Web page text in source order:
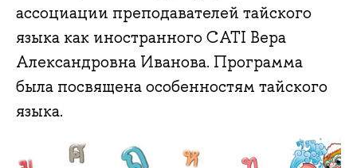
ассоциации преподавателей тайского
языка как иностранного CATI Вера
Александровна Иванова. Программа
была посвящена особенностям тайского
языка.